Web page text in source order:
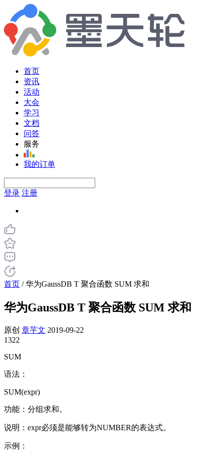
首页
资讯
活动
大会
学习
文档
问答
服务
我的订单
登录 注册
首页 /华为GaussDB T 聚合函数 SUM 求和
华为GaussDB T 聚合函数 SUM 求和
原创 章芋文 2019-09-22
1322
SUM
语法：
SUM(expr)
功能：分组求和。
说明：expr必须是能够转为NUMBER的表达式。
示例：